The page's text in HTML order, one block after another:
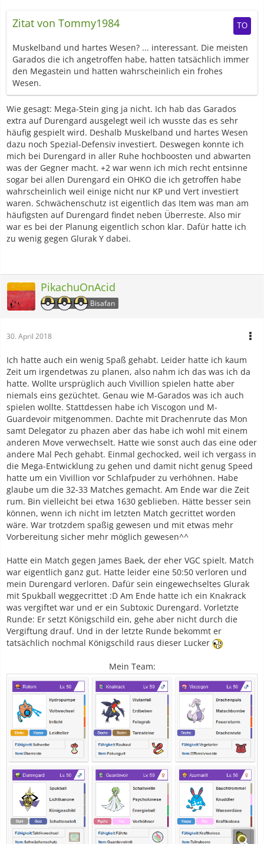
Zitat von Tommy1984
Muskelband und hartes Wesen? ... interessant. Die meisten
Garados die ich angetroffen habe, hatten tatsächlich immer
den Megastein und hatten wahrscheinlich ein frohes
Wesen.
Wie gesagt: Mega-Stein ging ja nicht. Ich hab das Garados
extra auf Durengard ausgelegt weil ich wusste das es sehr
häufig gespielt wird. Deshalb Muskelband und hartes Wesen
dazu noch Spezial-Defensiv investiert. Deswegen konnte ich
mich bei Durengard in aller Ruhe hochboosten und abwarten
was der Gegner macht. +2 war wenn ich mich recht entsinne
sogar bei allen Durengard ein OHKO die ich getroffen habe
wahrscheinlich weil einige nicht nur KP und Vert investiert
waren. Schwächenschutz ist eigentlich das Item was man am
häufigsten auf Durengard findet neben Überreste. Also mir
war es bei der Planung eigentlich schon klar. Dafür hatte ich
zu wenig gegen Glurak Y dabei.
PikachuOnAcid
Bisafan
30. April 2018
Ich hatte auch ein wenig Spaß gehabt. Leider hatte ich kaum
Zeit um irgendetwas zu planen, also nahm ich das was ich da
hatte. Wollte ursprüglich auch Vivillion spielen hatte aber
niemals eins gezüchtet. Genau wie M-Garados was ich auch
spielen wollte. Stattdessen habe ich Viscogon und M-
Guardevoir mitgenommen. Dachte mit Drachenrute das Mon
samt Delegator zu phazen aber das habe ich wohl mit einem
anderen Move verwechselt. Hatte wie sonst auch das eine oder
andere Mal Pech gehabt. Einmal gechocked, weil ich vergass in
die Mega-Entwicklung zu gehen und damit nicht genug Speed
hatte um ein Vivillion vor Schlafpuder zu verhöhnen. Habe
glaube um die 32-33 Matches gemacht. Am Ende war die Zeit
rum. Bin vielleicht bei etwa 1630 geblieben. Hätte besser sein
können, wenn ich nicht im letzten Match gecrittet worden
wäre. War trotzdem spaßig gewesen und mit etwas mehr
Vorbereitung sicher mehr möglich gewesen^^
Hatte ein Match gegen James Baek, der eher VGC spielt. Match
war eigentlich ganz gut. Hatte leider eine 50:50 verloren und
mein Durengard verloren. Dafür sein eingewechseltes Glurak
mit Spukball weggecrittet :D Am Ende hatte ich ein Knakrack
was vergiftet war und er ein Subtoxic Durengard. Vorletzte
Runde: Er setzt Königschild ein, gehe aber nicht durch die
Vergiftung drauf. Und in der letzte Runde bekommt er
tatsächlich nochmal Königschild raus dieser Lucker
Mein Team: